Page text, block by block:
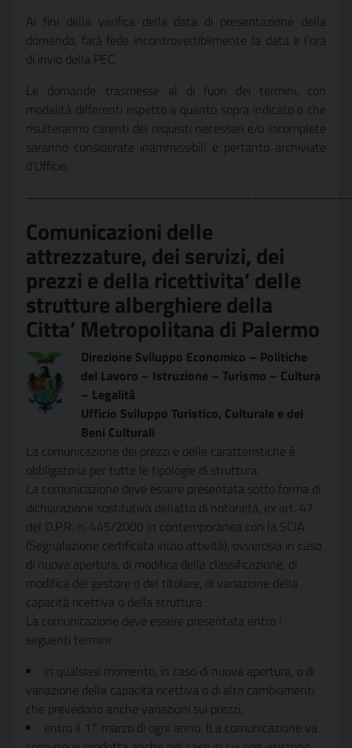
Ai fini della verifica della data di presentazione della
domanda, farà fede incontrovertibilmente la data e l’ora
di invio della PEC.
Le domande trasmesse al di fuori dei termini, con
modalità differenti rispetto a quanto sopra indicato o che
risulteranno carenti dei requisiti necessari e/o incomplete
saranno considerate inammissibili e pertanto archiviate
d’Ufficio.
Comunicazioni delle
attrezzature, dei servizi, dei
prezzi e della ricettivita’ delle
strutture alberghiere della
Citta’ Metropolitana di Palermo
Direzione Sviluppo Economico – Politiche
del Lavoro – Istruzione – Turismo – Cultura
– Legalità
Ufficio Sviluppo Turistico, Culturale e dei
Beni Culturali
La comunicazione dei prezzi e delle caratteristiche è
obbligatoria per tutte le tipologie di struttura.
La comunicazione deve essere presentata sotto forma di
dichiarazione sostitutiva dellatto di notorietà, ex art. 47
del D.P.R. n. 445/2000 in contemporanea con la SCIA
(Segnalazione certificata inizio attività), ovverosia in caso
di nuova apertura, di modifica della classificazione, di
modifica del gestore o del titolare, di variazione della
capacità ricettiva o della struttura.
La comunicazione deve essere presentata entro i
seguenti termini:
in qualsiasi momento, in caso di nuova apertura, o di
variazione della capacità ricettiva o di altri cambiamenti
che prevedono anche variazioni sui prezzi;
entro il 1° marzo di ogni anno. (La comunicazione va